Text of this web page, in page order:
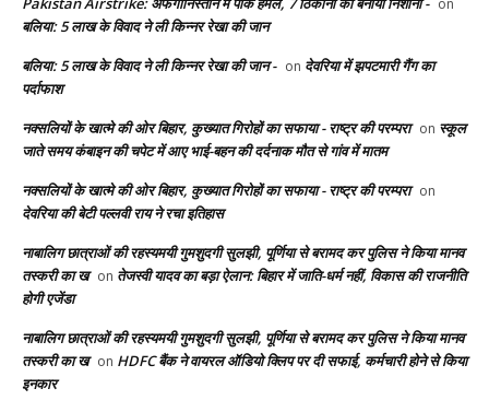
on
बलिया: 5 लाख के विवाद ने ली किन्नर रेखा की जान
बलिया: 5 लाख के विवाद ने ली किन्नर रेखा की जान - on देवरिया में झपटमारी गैंग का
पर्दाफाश
नक्सलियों के खात्मे की ओर बिहार, कुख्यात गिरोहों का सफाया - राष्ट्र की परम्परा on स्कूल
जाते समय कंबाइन की चपेट में आए भाई-बहन की दर्दनाक मौत से गांव में मातम
नक्सलियों के खात्मे की ओर बिहार, कुख्यात गिरोहों का सफाया - राष्ट्र की परम्परा on
देवरिया की बेटी पल्लवी राय ने रचा इतिहास
नाबालिग छात्राओं की रहस्यमयी गुमशुदगी सुलझी, पूर्णिया से बरामद कर पुलिस ने किया मानव
तस्करी का ख on तेजस्वी यादव का बड़ा ऐलान: बिहार में जाति-धर्म नहीं, विकास की राजनीति
होगी एजेंडा
नाबालिग छात्राओं की रहस्यमयी गुमशुदगी सुलझी, पूर्णिया से बरामद कर पुलिस ने किया मानव
तस्करी का ख on HDFC बैंक ने वायरल ऑडियो क्लिप पर दी सफाई, कर्मचारी होने से किया
इनकार